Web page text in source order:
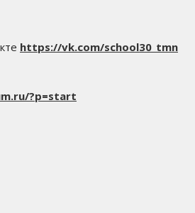
https://vk.com/school30_tmn
?p=start